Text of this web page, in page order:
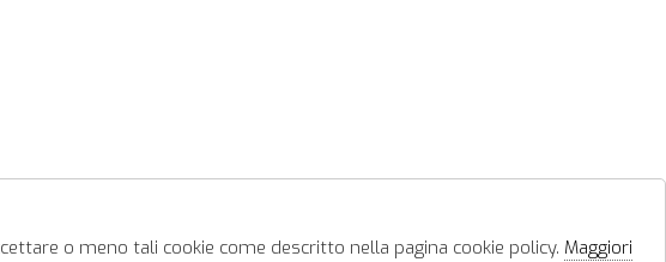
o meno tali cookie come descritto nella pagina cookie policy. Maggiori